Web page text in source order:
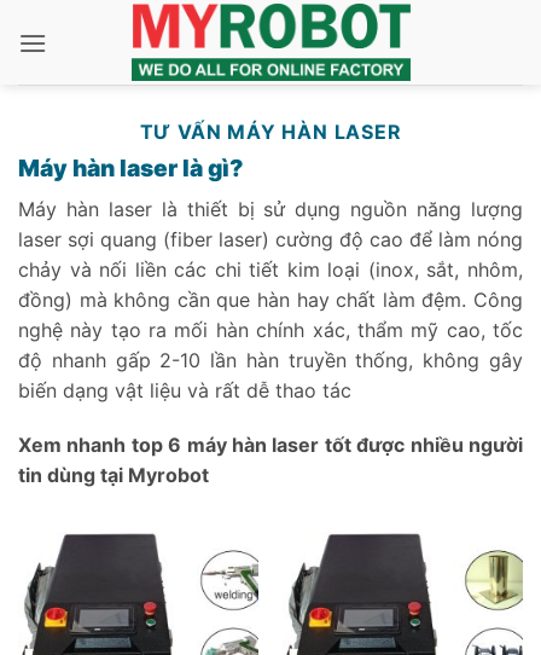
qua
TƯ VẤN MÁY HÀN LASER
Máy hàn laser là gì?
Máy hàn laser là thiết bị sử dụng nguồn năng lượng
laser sợi quang (fiber laser) cường độ cao để làm nóng
chảy và nối liền các chi tiết kim loại (inox, sắt, nhôm,
đồng) mà không cần que hàn hay chất làm đệm. Công
nghệ này tạo ra mối hàn chính xác, thẩm mỹ cao, tốc
độ nhanh gấp 2-10 lần hàn truyền thống, không gây
biến dạng vật liệu và rất dễ thao tác
Xem nhanh top 6 máy hàn laser tốt được nhiều người
tin dùng tại Myrobot